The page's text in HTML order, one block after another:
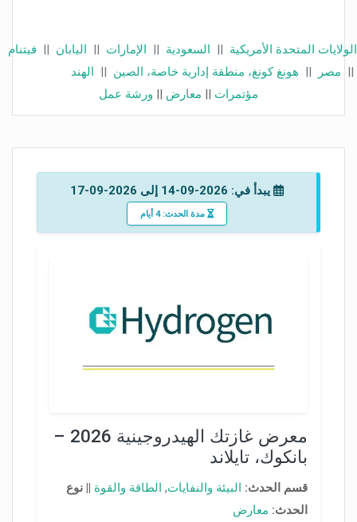
الولايات المتحدة الأمريكية || السعودية || الإمارات || اليابان || فيتنام
|| مصر || هونغ كونغ، منطقة إدارية خاصة، الصين || الهند
مؤتمرات || معارض || ورشة عمل
يبدأ في: 2026-09-14 إلى 2026-09-17
مدة الحدث: 4 أيام
معرض غازتك الهيدروجينية 2026 –
بانكوك، تايلاند
قسم الحدث: البيئة والنفايات, الطاقة والقوة
نوع
الحدث: معارض